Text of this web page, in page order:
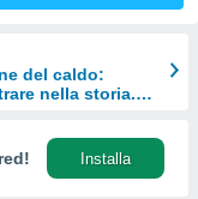
del caldo:
nella storia.
Installa